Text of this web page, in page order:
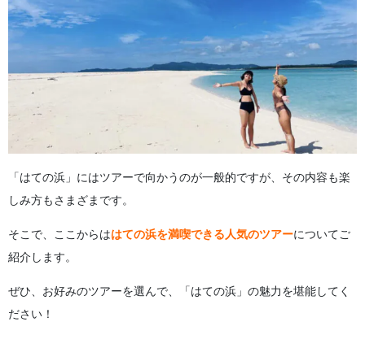
「はての浜」にはツアーで向かうのが一般的ですが、その内容も楽
しみ方もさまざまです。
そこで、ここからははての浜を満喫できる人気のツアーについてご
紹介します。
ぜひ、お好みのツアーを選んで、「はての浜」の魅力を堪能してく
ださい！